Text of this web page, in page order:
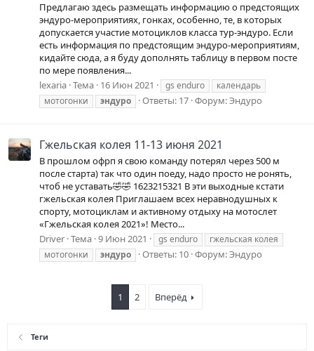
Предлагаю здесь размещать информацию о предстоящих
эндуро-мероприятиях, гонках, особенно, те, в которых
допускается участие мотоциклов класса тур-эндуро. Если
есть информация по предстоящим эндуро-мероприятиям,
кидайте сюда, а я буду дополнять таблицу в первом посте
по мере появления...
lexaria Тема 16 Июн 2021 gs enduro
календарь
мотогонки
эндуро Ответы: 17 Форум:Эндуро
Гжельская колея 11-13 июня 2021
В прошлом офрп я свою команду потерял через 500 м
после старта) так что один поеду, надо просто не ронять,
чтоб не уставать🤣🤣 1623215321 В эти выходные кстати
гжельская колея Приглашаем всех неравнодушных к
спорту, мотоциклам и активному отдыху на мотослет
«Гжельская колея 2021»! Место...
Driver Тема 9 Июн 2021 gs enduro
гжельская колея
мотогонки
эндуро Ответы: 10 Форум:Эндуро
1 2 Вперёд
Теги